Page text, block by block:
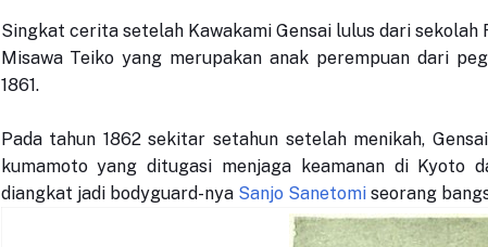
Singkat cerita setelah Kawakami Gensai lulus dari sekolah
Misawa Teiko yang merupakan anak perempuan dari
1861.
Pada tahun 1862 sekitar setahun setelah menikah,
kumamoto yang ditugasi menjaga keamanan di Kyoto
diangkat jadi bodyguard-nya Sanjo Sanetomiseorang